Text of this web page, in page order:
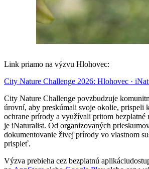
Link priamo na výzvu Hlohovec:
City Nature Challenge 2026: Hlohovec ·
City Nature Challenge povzbudzuje
úrovní, aby preskúmali svoje okolie, prispeli
ochrane prírody a využívali pritom bezplatné
je iNaturalist. Od organizovaných
dokumentovanie živej prírody vo vlastnom
prispieť.
Výzva prebieha cez bezplatnú